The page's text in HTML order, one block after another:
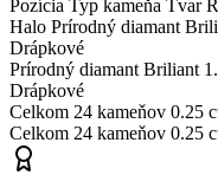
Pozícia Typ kameňa Tvar
Halo Prírodný diamant
Drápkové
Prírodný diamant Briliant
Drápkové
Celkom 24 kameňov 0.25
Celkom 24 kameňov 0.25